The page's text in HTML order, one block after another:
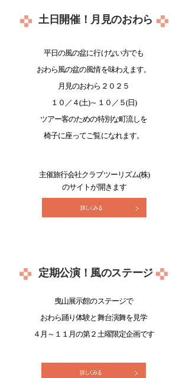
土日開催！月見のおわら
平日の風の盆に行けない方でも
おわら風の盆の風情を味わえます。
月見のおわら２０２５
１０／４(土)～１０／５(日)
ツアー客のための特別な町流しを
​椅子に座ってご覧になれます。
主催旅行会社クラブツーリズム(株)​
​のサイトが開きます
​定期公演！風のステージ
曳山展示館のステージで
​おわら踊り体験と舞台演舞を見学
​４月～１１月の第２土曜限定企画です